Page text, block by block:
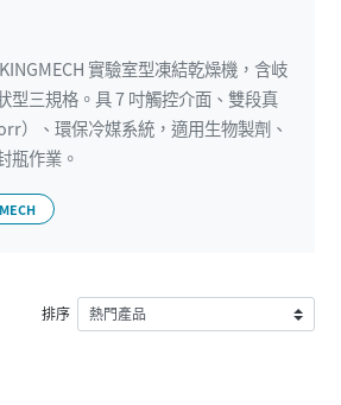
實驗室型凍結乾燥機，含岐
型三規格。具 7 吋觸控介面、雙段真
）、環保冷媒系統，適用生物製劑、
瓶作業。
排序